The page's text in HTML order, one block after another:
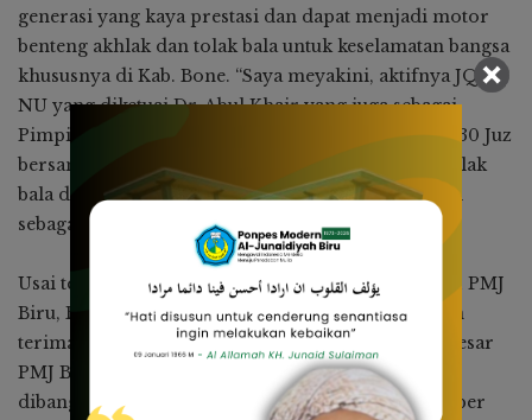
generasi yang kaya prestasi dan dapat menjadi motor
benteng akhlak dan tolak bala untuk keselamatan bangsa
khususnya di Kab. Bone. “Saya meyakini, aktifnya JQH
NU yang diketuai Dr. Abul Khair yang juga sebagai
Pimpinan PMJ Biru, melakukan Simaan Al-Quran 30 Juz
bersama santri penghafal dengan masif, sebagai tolak
bala di Kab. Bone. Dijaga dan jadikan penghafal ini
sebagai ciri khas PMJ Biru”, ucapnya.
Usai teken prasasti seremoni peresmian Kampus II PMJ
Biru, Bupati dan Wakil Bupati Bone juga sampaikan
terima kasih pada tamu yang hadir dan keluarga besar
PMJ Biru atas dukungan dan kebersamaan yang
dibangun selama memimpin Bone. “Akhir September